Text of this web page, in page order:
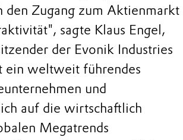
den Zugang zum Aktienmarkt
sagte Klaus Engel,
der Evonik Industries
ein weltweit führendes
und
auf die wirtschaftlich
Megatrends